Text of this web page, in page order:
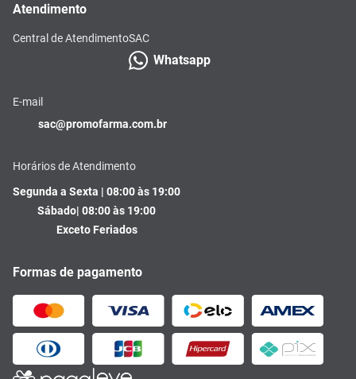
Atendimento
Central de AtendimentoSAC
Whatsapp
E-mail
sac@promofarma.com.br
Horários de Atendimento
Segunda a Sexta | 08:00 às 19:00
Sábado| 08:00 às 19:00
Exceto Feriados
Formas de pagamento